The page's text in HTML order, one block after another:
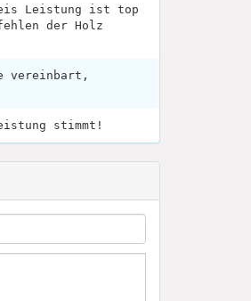
Leistung ist top
der Holz
vereinbart,
stimmt!